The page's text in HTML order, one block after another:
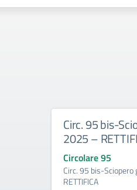
Circ. 95 bis-
2025 –
Circolare 95
Circ. 95 bis-
RETTIFICA